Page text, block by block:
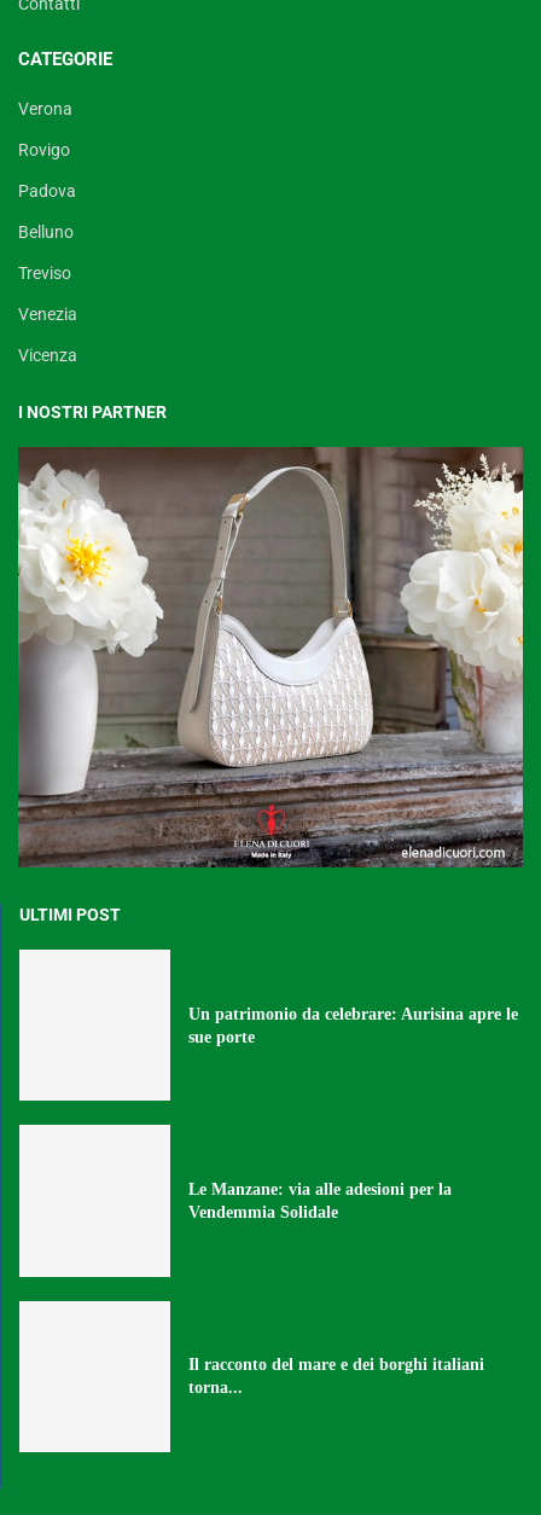
CATEGORIE
Verona
Rovigo
Padova
Belluno
Treviso
Venezia
Vicenza
I NOSTRI PARTNER
ULTIMI POST
Un patrimonio da celebrare: Aurisina apre le
sue porte
Le Manzane: via alle adesioni per la
Vendemmia Solidale
Il racconto del mare e dei borghi italiani
torna...